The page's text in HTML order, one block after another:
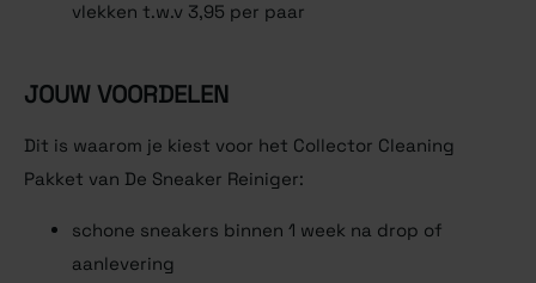
vlekken t.w.v 3,95 per paar
JOUW VOORDELEN
Dit is waarom je kiest voor het Collector Cleaning
Pakket van De Sneaker Reiniger:
schone sneakers binnen 1 week na drop of
aanlevering